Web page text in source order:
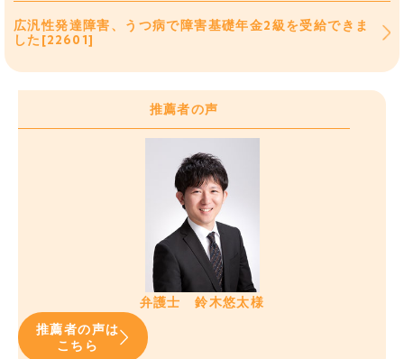
広汎性発達障害、うつ病で障害基礎年金2級を受給できま
した[22601]
推薦者の声
弁護士 鈴木悠太様
推薦者の声は
こちら